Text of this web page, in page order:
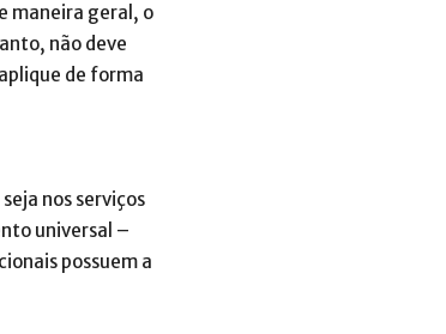
maneira geral, o
não deve
de forma
nos serviços
universal –
possuem a